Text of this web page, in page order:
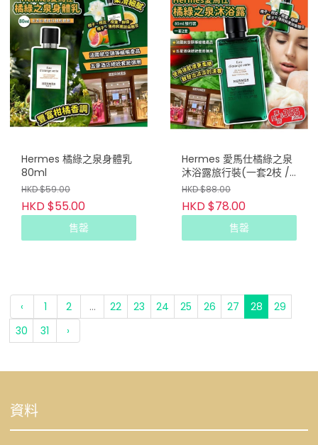
Hermes 橘綠之泉身體乳
80ml
HKD $59.00
HKD $55.00
售罄
Hermes 愛馬仕橘綠之泉
沐浴露旅行裝(一套2枝 /
80ml x 2)
HKD $88.00
HKD $78.00
售罄
‹ 1 2 ... 22 23 24 25 26 27 28
29
30
31 ›
資料